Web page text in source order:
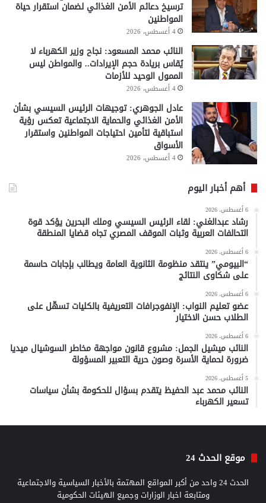
ترسيخ دعائم الأمن الغذائي لضمان استقرار حياة
المواطنين
4 أغسطس، 2026
النائب محمد المسعود: نجاح وزير الكهرباء لا
يُقاس بريادة حجم الإيرادات.. والمواطن ليس
الممول الوحيد للأزمات
4 أغسطس، 2026
عادل الجوهري: توجيهات الرئيس السيسي بشأن
الأمن الغذائي والحماية الاجتماعية تعكس رؤية
استباقية لتأمين احتياجات المواطنين واستقرار
الأسواق
4 أغسطس، 2026
أهم أخبار اليوم
6 أغسطس، 2026
رشاد عبدالغني: لقاء الرئيس السيسي وملك البحرين يؤكد قوة
التحالفات العربية وثبات الموقف المصري تجاه قضايا المنطقة
6 أغسطس، 2026
“البيومي” ينتقد منظومة الثانوية العامة ويطالب بإجابات حاسمة
على شكاوى النتائج
6 أغسطس، 2026
عضو تعليم النواب: الإنفوجرافات التعريفية بالكليات تسهّل على
الطلاب حسن الاختيار
6 أغسطس، 2026
النائب ميشيل الجمل: مشروع قانون مواجهة مخاطر السوشيال ميديا
ضرورة لحماية الأسرة وصون حرية التعبير المسؤولة
5 أغسطس، 2026
النائب محمد عبد الحفيظ يتقدم بسؤال للحكومة بشأن سياسات
تسعير الكهرباء
موقع الحدث 24
الحدث 24 واحد من أكبر المواقع المهتمة بالأخبار السياسية والاجتماعية
ومتابعة اخبار الوزارات وجميع الهيئات الحكومية